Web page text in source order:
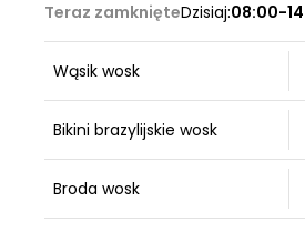
Teraz zamknięteDzisiaj:08:00-
Wąsik wosk
Bikini brazylijskie wosk
Broda wosk